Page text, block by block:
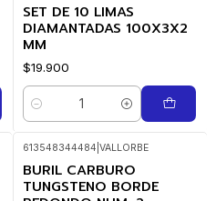
SET DE 10 LIMAS
DIAMANTADAS 100X3X2
MM
$19.900
Cantidad
-30%
OFF
613548344484 VALLORBE
BURIL CARBURO
TUNGSTENO BORDE